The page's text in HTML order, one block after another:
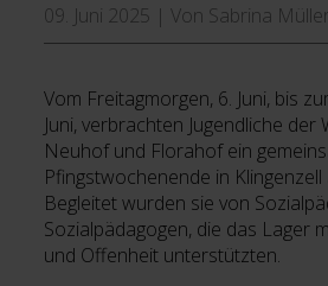
09. Juni 2025 |Von Sabrina
Vom Freitagmorgen, 6. Juni, bis
Juni, verbrachten Jugendliche der
Neuhof und Florahof ein
Pfingstwochenende in
Begleitet wurden sie von
Sozialpädagogen, die das Lager
und Offenheit unterstützten.